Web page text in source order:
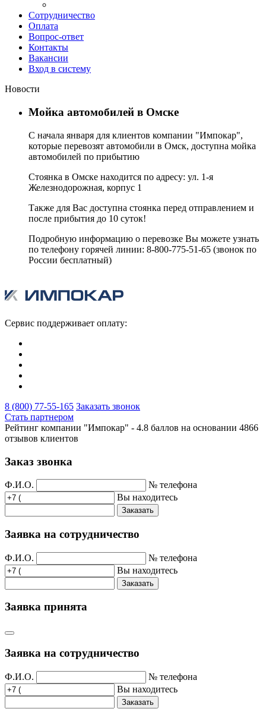
Сотрудничество
Оплата
Вопрос-ответ
Контакты
Вакансии
Вход в систему
Новости
Мойка автомобилей в Омске
С начала января для клиентов компании "Импокар",
которые перевозят автомобили в Омск, доступна мойка
автомобилей по прибытию
Стоянка в Омске находится по адресу: ул. 1-я
Железнодорожная, корпус 1
Также для Вас доступна стоянка перед отправлением и
после прибытия до 10 суток!
Подробную информацию о перевозке Вы можете узнать
по телефону горячей линии: 8-800-775-51-65 (звонок по
России бесплатный)
Сервис поддерживает оплату:
8 (800) 77-55-165 Заказать звонок
Стать партнером
Рейтинг компании "Импокар" - 4.8 баллов на основании 4866
отзывов клиентов
Заказ звонка
Ф.И.О.
№ телефона
Вы находитесь
Заказать
Заявка на сотрудничество
Ф.И.О.
№ телефона
Вы находитесь
Заказать
Заявка принята
Заявка на сотрудничество
Ф.И.О.
№ телефона
Вы находитесь
Заказать